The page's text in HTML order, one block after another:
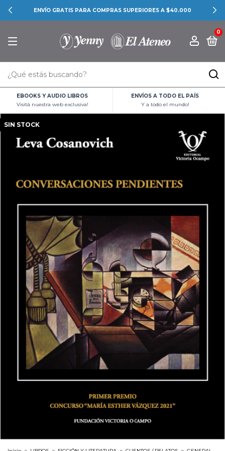
SUPERIORES A $40.000 CONOCÉ LAS
0
EBOOKS Y AUDIO LIBROS
Visitá nuestra web exclusiva!
ENVÍOS A TODO EL PAÍS
Y a todo el mundo!
SIN STOCK